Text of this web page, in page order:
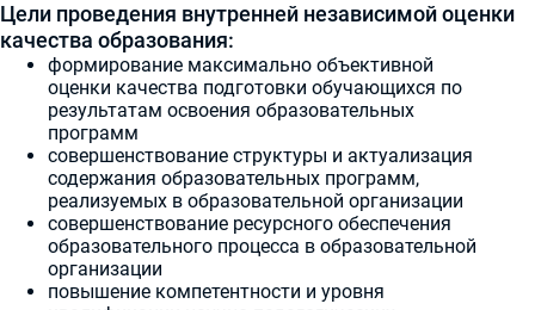
Цели проведения внутренней независимой оценки
качества образования:
формирование максимально объективной
оценки качества подготовки обучающихся по
результатам освоения образовательных
программ
совершенствование структуры и актуализация
содержания образовательных программ,
реализуемых в образовательной организации
совершенствование ресурсного обеспечения
образовательного процесса в образовательной
организации
повышение компетентности и уровня